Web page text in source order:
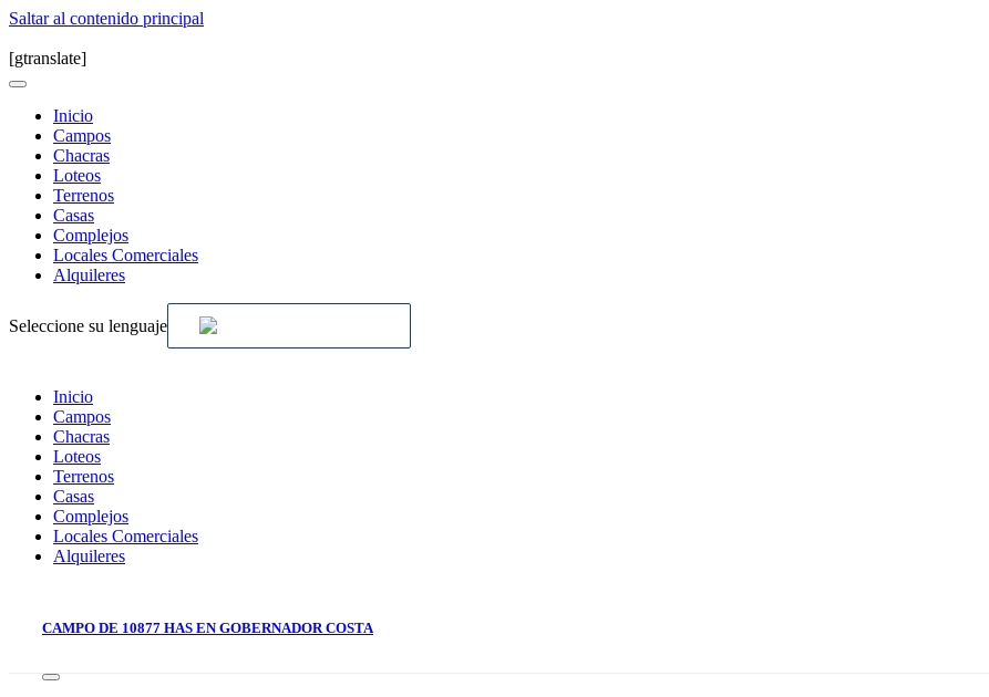
Saltar al contenido principal
[gtranslate]
Inicio
Campos
Chacras
Loteos
Terrenos
Casas
Complejos
Locales Comerciales
Alquileres
Seleccione su lenguaje
Inicio
Campos
Chacras
Loteos
Terrenos
Casas
Complejos
Locales Comerciales
Alquileres
CAMPO DE 10877 HAS EN GOBERNADOR COSTA